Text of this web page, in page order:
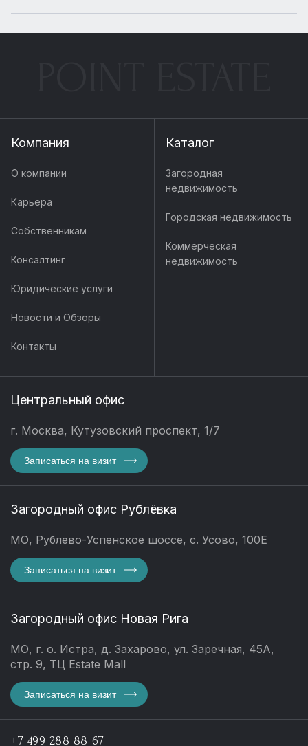
Компания
О компании
Карьера
Собственникам
Консалтинг
Юридические услуги
Новости и Обзоры
Контакты
Каталог
Загородная
недвижимость
Городская недвижимость
Коммерческая
недвижимость
Центральный офис
г. Москва, Кутузовский проспект, 1/7
Записаться на визит
Загородный офис Рублёвка
МО, Рублево-Успенское шоссе, с. Усово, 100Е
Записаться на визит
Загородный офис Новая Рига
МО, г. о. Истра, д. Захарово, ул. Заречная, 45А,
стр. 9, ТЦ Estate Mall
Записаться на визит
+7 499 288 88 67